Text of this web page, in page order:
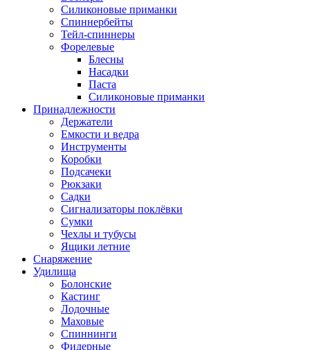
Силиконовые приманки
Спиннербейты
Тейл-спиннеры
Форелевые
Блесны
Насадки
Паста
Силиконовые приманки
Принадлежности
Держатели
Емкости и ведра
Инструменты
Коробки
Подсачеки
Рюкзаки
Садки
Сигнализаторы поклёвки
Сумки
Чехлы и тубусы
Ящики летние
Снаряжение
Удилища
Болонские
Кастинг
Лодочные
Маховые
Спиннинги
Фидерные